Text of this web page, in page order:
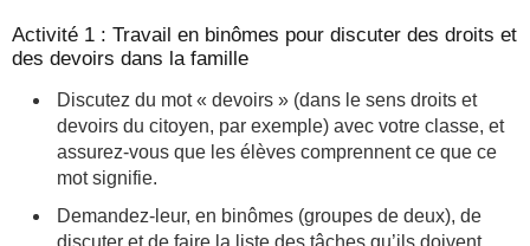
Activité 1 : Travail en binômes pour discuter des droits et
des devoirs dans la famille
Discutez du mot « devoirs » (dans le sens droits et
devoirs du citoyen, par exemple) avec votre classe, et
assurez-vous que les élèves comprennent ce que ce
mot signifie.
Demandez-leur, en binômes (groupes de deux), de
discuter et de faire la liste des tâches qu’ils doivent